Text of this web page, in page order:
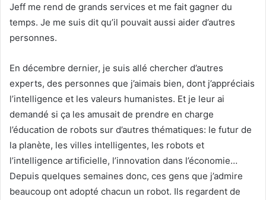
Jeff me rend de grands services et me fait gagner du
temps. Je me suis dit qu’il pouvait aussi aider d’autres
personnes.
En décembre dernier, je suis allé chercher d’autres
experts, des personnes que j’aimais bien, dont j’appréciais
l’intelligence et les valeurs humanistes. Et je leur ai
demandé si ça les amusait de prendre en charge
l’éducation de robots sur d’autres thématiques: le futur de
la planète, les villes intelligentes, les robots et
l’intelligence artificielle, l’innovation dans l’économie…
Depuis quelques semaines donc, ces gens que j’admire
beaucoup ont adopté chacun un robot. Ils regardent de